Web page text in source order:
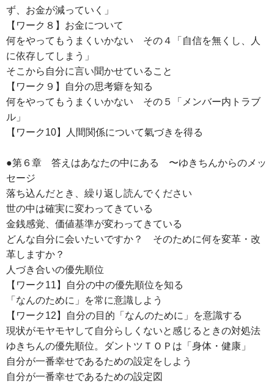
ず、お金が減っていく」
【ワーク８】お金について
何をやってもうまくいかない その４「自信を無くし、人
に依存してしまう」
そこから自分に言い聞かせていること
【ワーク９】自分の思考癖を知る
何をやってもうまくいかない その５「メンバー内トラブ
ル」
【ワーク10】人間関係について氣づきを得る
●第６章 答えはあなたの中にある 〜ゆきちんからのメッ
セージ
落ち込んだとき、繰り返し読んでください
世の中は確実に変わってきている
金銭感覚、価値基準が変わってきている
どんな自分に会いたいですか？ そのために何を変革・改
革しますか？
人づき合いの優先順位
【ワーク11】自分の中の優先順位を知る
「なんのために」を常に意識しよう
【ワーク12】自分の目的「なんのために」を意識する
現状がモヤモヤして自分らしくないと感じるときの対処法
ゆきちんの優先順位。ダントツＴＯＰは「身体・健康」
自分が一番幸せであるための設定をしよう
自分が一番幸せであるための設定図